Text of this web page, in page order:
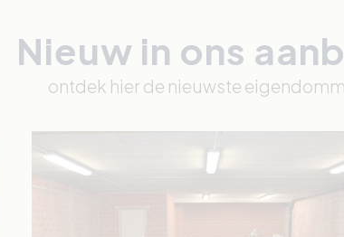
Nieuw in ons
ontdek hier de nieuwste